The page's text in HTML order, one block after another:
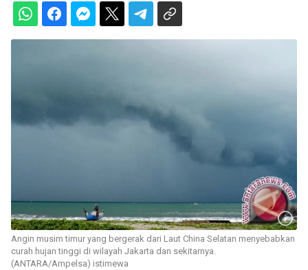
Angin musim timur yang bergerak dari Laut China Selatan menyebabkan
curah hujan tinggi di wilayah Jakarta dan sekitarnya.
(ANTARA/Ampelsa) istimewa